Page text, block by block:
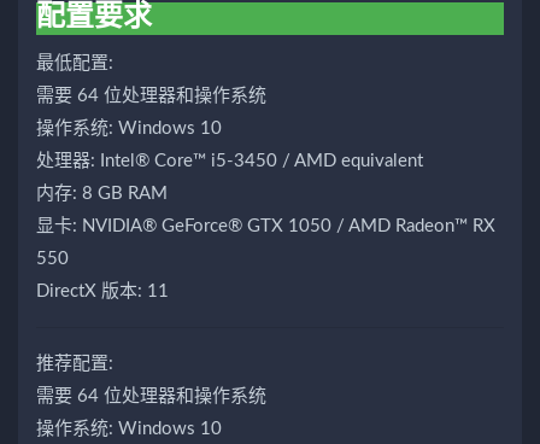
配置要求
最低配置:
需要 64 位处理器和操作系统
操作系统: Windows 10
处理器: Intel® Core™ i5-3450 / AMD equivalent
内存: 8 GB RAM
显卡: NVIDIA® GeForce® GTX 1050 / AMD Radeon™ RX
550
DirectX 版本: 11
推荐配置:
需要 64 位处理器和操作系统
操作系统: Windows 10